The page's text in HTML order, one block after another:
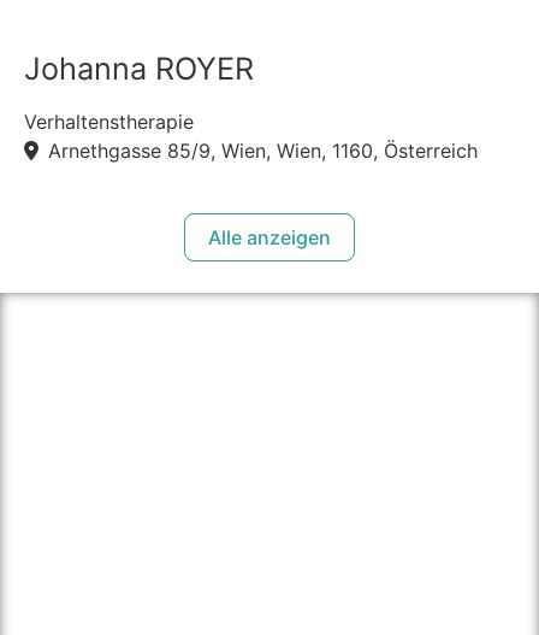
Johanna ROYER
Verhaltenstherapie
Arnethgasse 85/9, Wien, Wien, 1160, Österreich
Alle anzeigen